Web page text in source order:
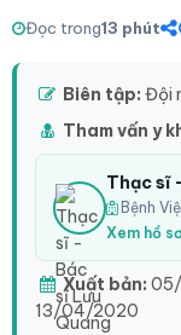
Đọc trong13 phút
Biên tập: Đội
Tham vấn y
Thạc sĩ
Bệnh
Xem hồ
Xuất bản:
13/04/2020